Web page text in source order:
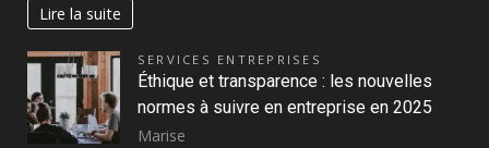
Lire la suite
SERVICES ENTREPRISES
Éthique et transparence : les nouvelles
normes à suivre en entreprise en 2025
Marise